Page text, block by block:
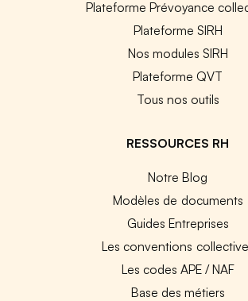
Plateforme Prévoyance
Plateforme SIRH
Nos modules SIRH
Plateforme QVT
Tous nos outils
RESSOURCES RH
Notre Blog
Modèles de documents
Guides Entreprises
Les conventions
Les codes APE / NAF
Base des métiers